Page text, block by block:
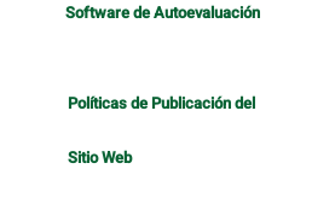
Software de Autoevaluación
Políticas de Publicación del
Sitio Web